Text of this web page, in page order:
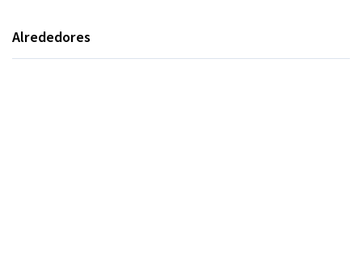
Alrededores